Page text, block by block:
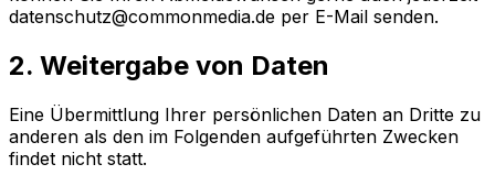
datenschutz@commonmedia.de per E-Mail senden.
2. Weitergabe von Daten
Eine Übermittlung Ihrer persönlichen Daten an Dritte zu
anderen als den im Folgenden aufgeführten Zwecken
findet nicht statt.